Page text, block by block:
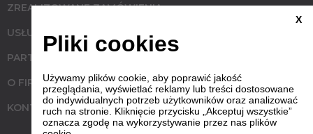
ZREALIZOWANE ZAMÓWIENIA
USŁUGI
PARTNERZY
O FIRMIE
KONTAKT
X
Pliki cookies
Używamy plików cookie, aby poprawić jakość
przeglądania, wyświetlać reklamy lub treści dostosowane
do indywidualnych potrzeb użytkowników oraz analizować
ruch na stronie. Kliknięcie przycisku „Akceptuj wszystkie”
oznacza zgodę na wykorzystywanie przez nas plików